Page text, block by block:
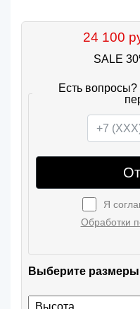
24 100
SALE
Есть
Я
Обработки
Выберите